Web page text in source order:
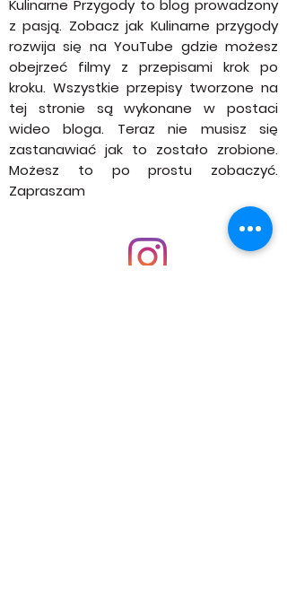
Prześlij
Kulinarne Przygody to blog prowadzony
z pasją. Zobacz jak Kulinarne przygody
rozwija się na YouTube gdzie możesz
obejrzeć filmy z przepisami krok po
kroku. Wszystkie przepisy tworzone na
tej stronie są wykonane w postaci
wideo bloga. Teraz nie musisz się
zastanawiać jak to zostało zrobione.
Możesz to po prostu zobaczyć.